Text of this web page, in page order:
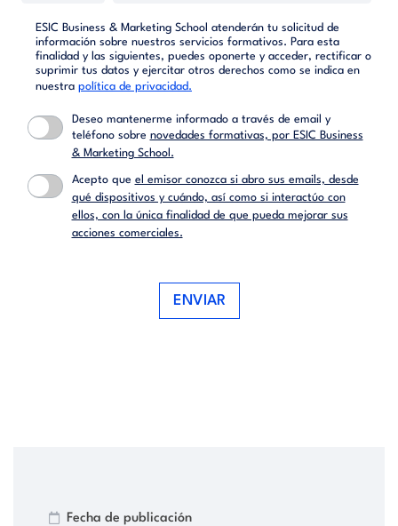
ESIC Business & Marketing School atenderán tu solicitud de
información sobre nuestros servicios formativos. Para esta
finalidad y las siguientes, puedes oponerte y acceder, rectificar o
suprimir tus datos y ejercitar otros derechos como se indica en
nuestra política de privacidad.
Deseo mantenerme informado a través de email y
teléfono sobre novedades formativas, por ESIC Business
& Marketing School.
Acepto que el emisor conozca si abro sus emails, desde
qué dispositivos y cuándo, así como si interactúo con
ellos, con la única finalidad de que pueda mejorar sus
acciones comerciales.
ENVIAR
Fecha de publicación